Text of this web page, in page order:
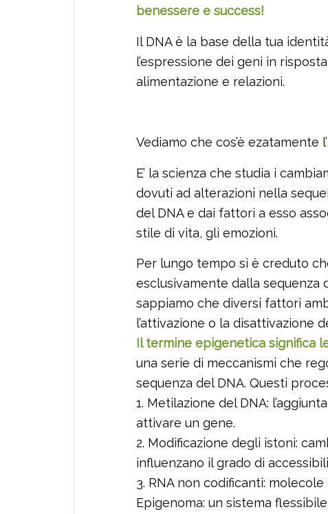
benessere e success!
Il DNA è la base della tua
l’espressione dei geni in
alimentazione e relazioni.
Vediamo che cos’è ezatamente l’
E’ la scienza che studia i
dovuti ad alterazioni nella
del DNA e dai fattori a esso
stile di vita, gli emozioni.
Per lungo tempo si è creduto
esclusivamente dalla sequenza
sappiamo che diversi fattori
l’attivazione o la disattivazione
Il termine epigenetica significa
una serie di meccanismi che
sequenza del DNA. Questi
1. Metilazione del DNA:
attivare un gene.
2. Modificazione degli istoni:
influenzano il grado di
3. RNA non codificanti:
Epigenoma: un sistema